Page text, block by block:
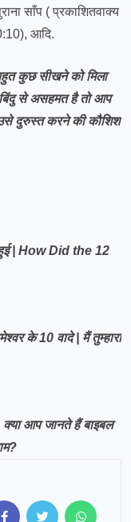
साँप ( प्रकाशितवाक्य
आदि.
कुछ सीखने को मिला
से असहमत है तो आप
दुरुस्त करने की कौशिश
| How Did the 12
के 10 वादे | मैं तुम्हारा
आप जानते हैं बाइबल